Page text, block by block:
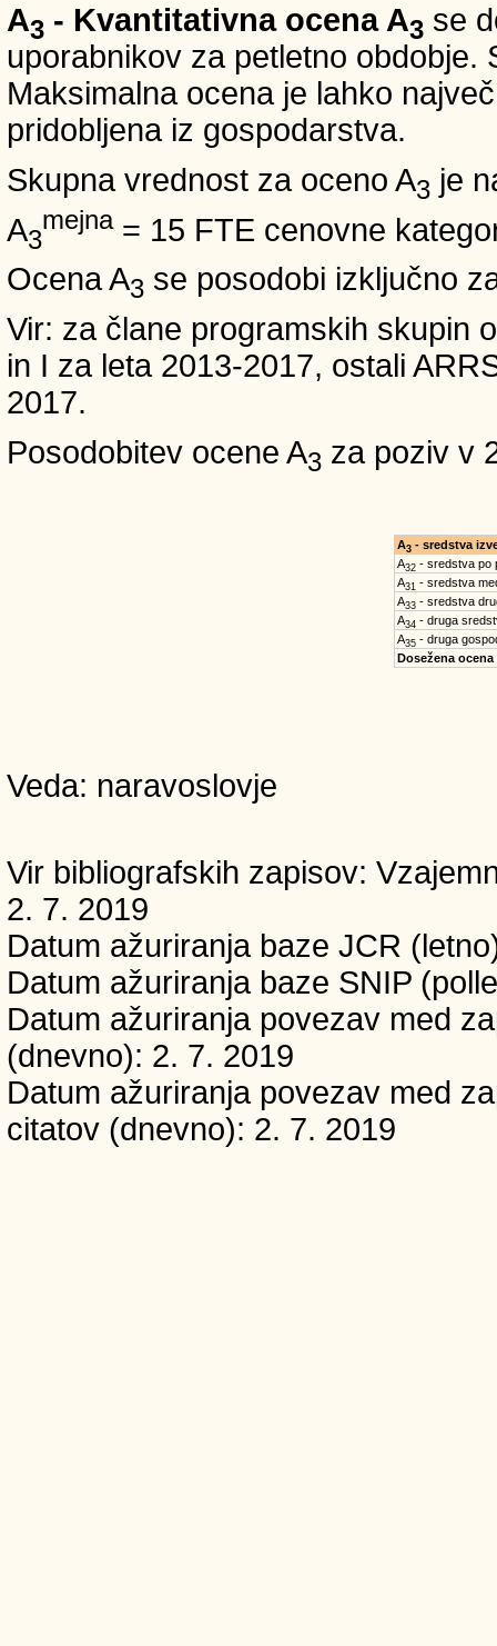
A3 - Kvantitativna ocena A3 se
uporabnikov za petletno obdobje.
Maksimalna ocena je lahko
pridobljena iz gospodarstva.
Skupna vrednost za oceno A3 je
A3
mejna= 15 FTE cenovne
Ocena A3 se posodobi izključno
Vir: za člane programskih skupin
in I za leta 2013-2017, ostali
2017.
Posodobitev ocene A3 za poziv v
A3- sredstva
A32- sredstva po
A31 - sredstva
A33- sredstva
A34 - druga
A35- druga
Dosežena ocena
Veda: naravoslovje
Vir bibliografskih zapisov:
2. 7. 2019
Datum ažuriranja baze JCR
Datum ažuriranja baze SNIP
Datum ažuriranja povezav med
(dnevno): 2. 7. 2019
Datum ažuriranja povezav med
citatov (dnevno): 2. 7. 2019